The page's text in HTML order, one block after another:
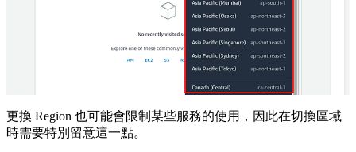
更換 Region 也可能會限制某些服務的使用，因此在切換區域
時需要特別留意這一點。